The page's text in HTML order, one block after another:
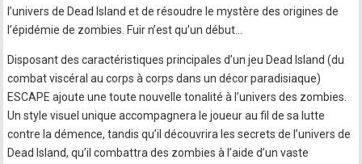
l’univers de Dead Island et de résoudre le mystère des origines de
l’épidémie de zombies. Fuir n’est qu’un début…
Disposant des caractéristiques principales d’un jeu Dead Island (du
combat viscéral au corps à corps dans un décor paradisiaque)
ESCAPE ajoute une toute nouvelle tonalité à l’univers des zombies.
Un style visuel unique accompagnera le joueur au fil de sa lutte
contre la démence, tandis qu’il découvrira les secrets de l’univers de
Dead Island, qu’il combattra des zombies à l’aide d’un vaste